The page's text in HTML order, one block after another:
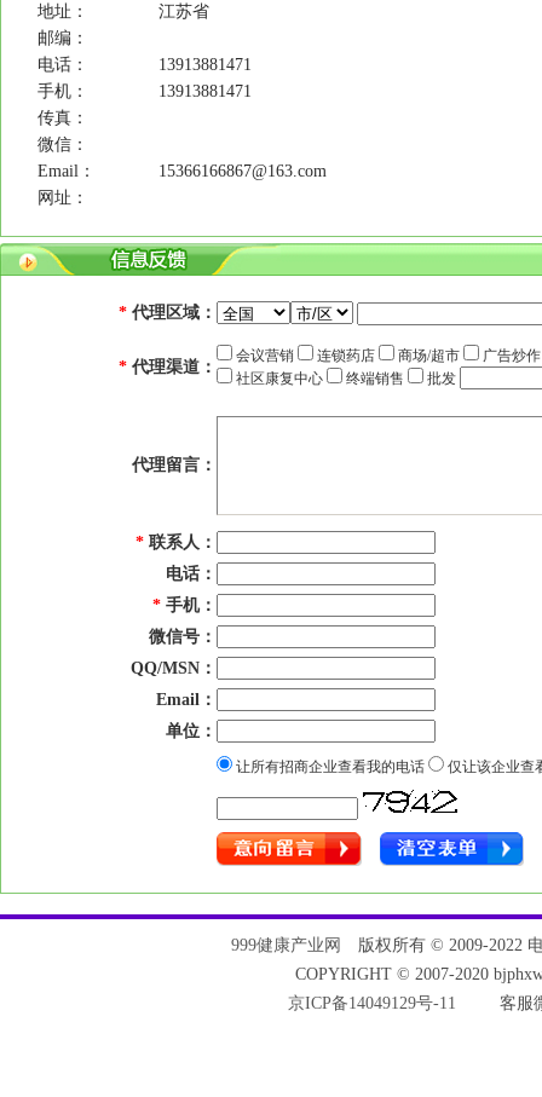
地址：
江苏省
邮编：
电话：
13913881471
手机：
13913881471
传真：
微信：
Email：
15366166867@163.com
网址：
* 代理区域：
* 代理渠道：
会议营销 连锁药店 商场/超市
广告炒
社区康复中心
终端销售 批发
代理留言：
* 联系人：
电话：
* 手机：
微信号：
QQ/MSN：
Email：
单位：
让所有招商企业查看我的电话 仅让该企业查
999健康产业网
版权所有 © 2009-2022 电
COPYRIGHT © 2007-2020
京ICP备14049129号-11
客服